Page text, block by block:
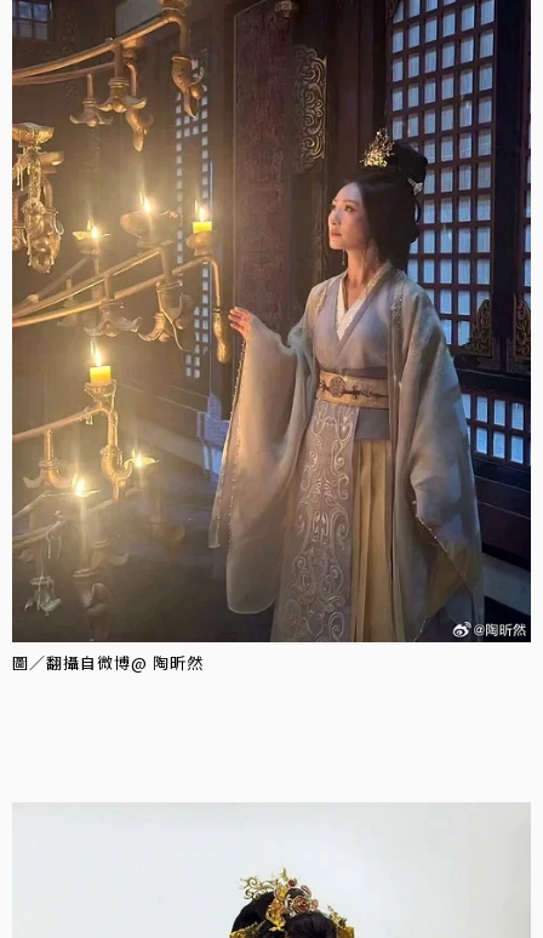
圖／翻攝自微博@ 陶昕然